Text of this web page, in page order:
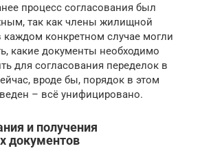
процесс согласования был
так как члены жилищной
каждом конкретном случае могли
какие документы необходимо
для согласования переделок в
вроде бы, порядок в этом
– всё унифицировано.
и получения
документов